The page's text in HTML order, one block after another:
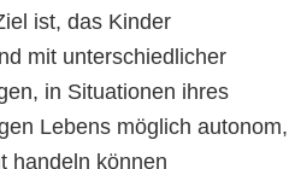
ist, das Kinder
mit unterschiedlicher
in Situationen ihres
Lebens möglich autonom,
handeln können